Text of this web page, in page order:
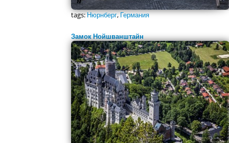
tags:Нюрнберг,Германия
Замок Нойшванштайн